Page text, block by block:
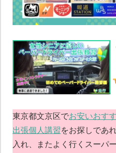
東京都文京区でお安いおす
出張個人講習をお探しであ
入れ、またよく行くスーパ